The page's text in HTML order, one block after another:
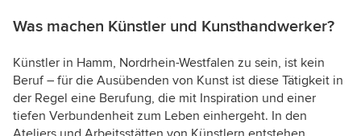
Was machen Künstler und Kunsthandwerker?
Künstler in Hamm, Nordrhein-Westfalen zu sein, ist kein
Beruf – für die Ausübenden von Kunst ist diese Tätigkeit in
der Regel eine Berufung, die mit Inspiration und einer
tiefen Verbundenheit zum Leben einhergeht. In den